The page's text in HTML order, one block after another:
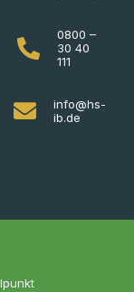
0800 –
30 40
111
info@hs-
ib.de